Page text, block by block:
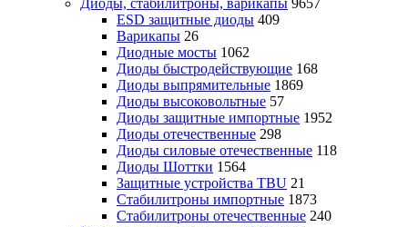
ESD защитные диоды 409
Варикапы 26
Диодные мосты 1062
Диоды быстродействующие 168
Диоды выпрямительные 1869
Диоды высоковольтные 57
Диоды защитные импортные 1952
Диоды отечественные 298
Диоды силовые отечественные 118
Диоды Шоттки 1564
Защитные устройства TBU 21
Стабилитроны импортные 1873
Стабилитроны отечественные 240